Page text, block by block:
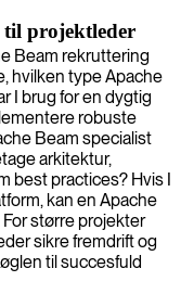
til projektleder
Beam rekruttering
hvilken type Apache
I brug for en dygtig
robuste
Beam specialist
arkitektur,
best practices? Hvis I
kan en Apache
større projekter
sikre fremdrift og
til succesfuld